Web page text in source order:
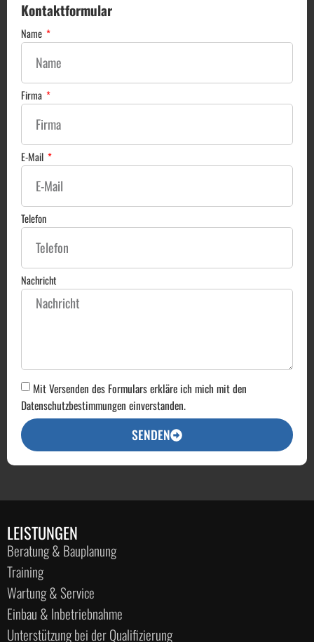
Kontaktformular
Name
Firma
E-Mail
Telefon
Nachricht
Mit Versenden des Formulars erkläre ich mich mit den
Datenschutzbestimmungen einverstanden.
SENDEN
LEISTUNGEN
Beratung & Bauplanung
Training
Wartung & Service
Einbau & Inbetriebnahme
Unterstützung bei der Qualifizierung